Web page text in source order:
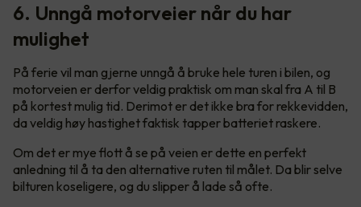
6. Unngå motorveier når du har
mulighet
På ferie vil man gjerne unngå å bruke hele turen i bilen, og
motorveien er derfor veldig praktisk om man skal fra A til B
på kortest mulig tid. Derimot er det ikke bra for rekkevidden,
da veldig høy hastighet faktisk tapper batteriet raskere.
Om det er mye flott å se på veien er dette en perfekt
anledning til å ta den alternative ruten til målet. Da blir selve
bilturen koseligere, og du slipper å lade så ofte.